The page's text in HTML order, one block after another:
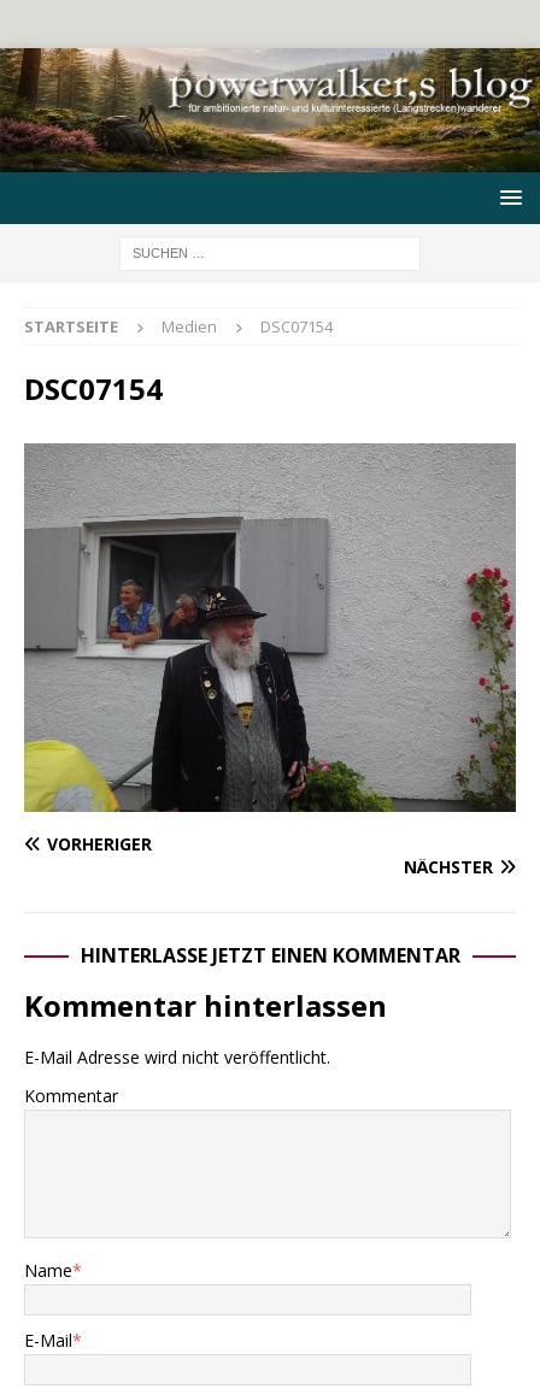
STARTSEITE Medien DSC07154
DSC07154
VORHERIGER
NÄCHSTER
HINTERLASSE JETZT EINEN KOMMENTAR
Kommentar hinterlassen
E-Mail Adresse wird nicht veröffentlicht.
Kommentar
Name*
E-Mail*